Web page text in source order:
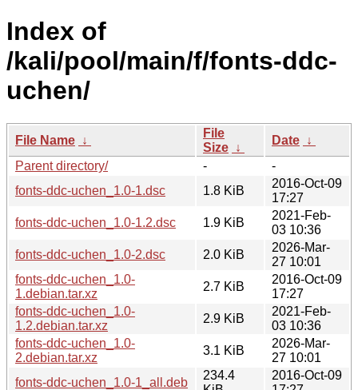
Index of
/kali/pool/main/f/fonts-ddc-
uchen/
File Name ↓
File
Size ↓
Date ↓
Parent directory/
-
-
fonts-ddc-uchen_1.0-1.dsc
1.8 KiB
2016-Oct-09
17:27
fonts-ddc-uchen_1.0-1.2.dsc
1.9 KiB
2021-Feb-
03 10:36
fonts-ddc-uchen_1.0-2.dsc
2.0 KiB
2026-Mar-
27 10:01
fonts-ddc-uchen_1.0-
1.debian.tar.xz
2.7 KiB
2016-Oct-09
17:27
fonts-ddc-uchen_1.0-
1.2.debian.tar.xz
2.9 KiB
2021-Feb-
03 10:36
fonts-ddc-uchen_1.0-
2.debian.tar.xz
3.1 KiB
2026-Mar-
27 10:01
fonts-ddc-uchen_1.0-1_all.deb
234.4
2016-Oct-09